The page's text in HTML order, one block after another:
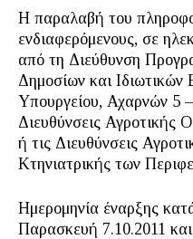
Η παραλαβή του
ενδιαφερόμενους, σε
από τη Διεύθυνση
Δημοσίων και Ιδιωτικών
Υπουργείου, Αχαρνών 5
Διευθύνσεις Αγροτικής
ή τις Διευθύνσεις
Κτηνιατρικής των
Ημερομηνία έναρξης
Παρασκευή 7.10.2011